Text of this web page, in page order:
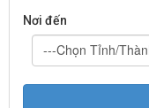
Nơi đến
---Chọn Tỉnh/